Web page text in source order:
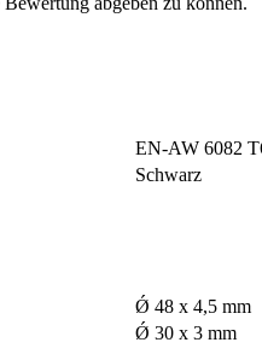
EN-AW 6082
Schwarz
Ǿ 48 x 4,5 mm
Ǿ 30 x 3 mm